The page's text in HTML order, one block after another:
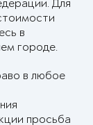
Для
в
городе.
в любое
просьба